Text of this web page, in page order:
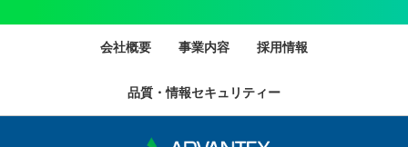
会社概要 事業内容 採用情報
品質・情報セキュリティー